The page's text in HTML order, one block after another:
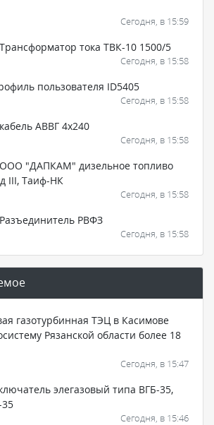
Сегодня, в 15:59
Трансформатор тока ТВК-10 1500/5
Сегодня, в 15:58
пользователя ID5405
Сегодня, в 15:58
кабель AВВГ 4х240
Сегодня, в 15:58
ООО "ДАПКАМ" дизельное топливо
III, Таиф-НК
Сегодня, в 15:58
Разъединитель РВФЗ
Сегодня, в 15:58
газотурбинная ТЭЦ в Касимове
Рязанской области более 18
Сегодня, в 15:47
элегазовый типа ВГБ-35,
Сегодня, в 15:46